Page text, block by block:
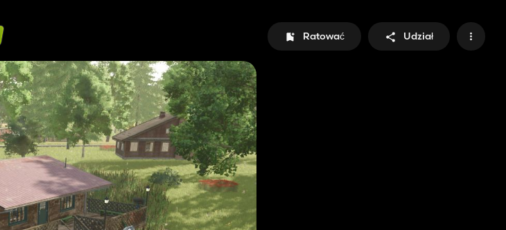
Ratować Udział